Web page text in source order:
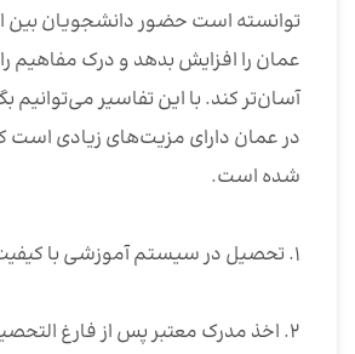
توانسته است حضور دانشجویان بین
عمان را افزایش بدهد و درک مفاهیم را
آسان‌تر کند. با این تفاسیر
در عمان دارای مزیت‌های زیادی است
شده است.
۱. تحصیل در سیستم آموزشی با کیفیت در سطح جهانی
۲. اخذ مدرک معتبر پس از فارغ التحصیلی